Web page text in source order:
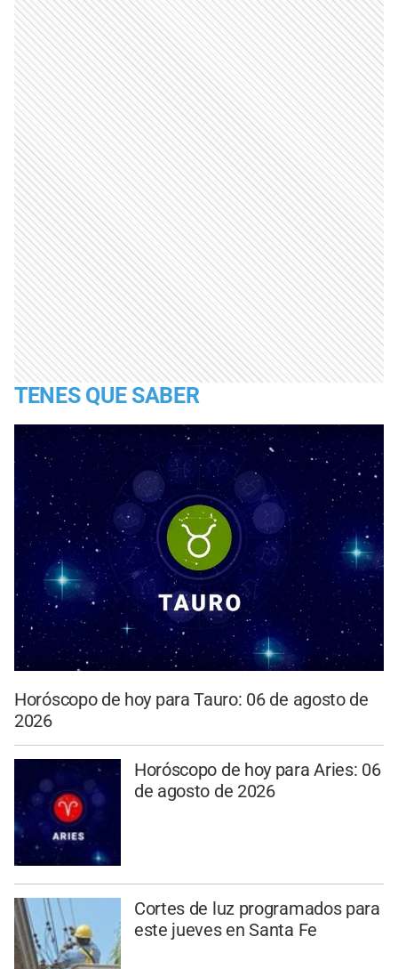
TENES QUE SABER
Horóscopo de hoy para Tauro: 06 de agosto de
2026
Horóscopo de hoy para Aries: 06
de agosto de 2026
Cortes de luz programados para
este jueves en Santa Fe